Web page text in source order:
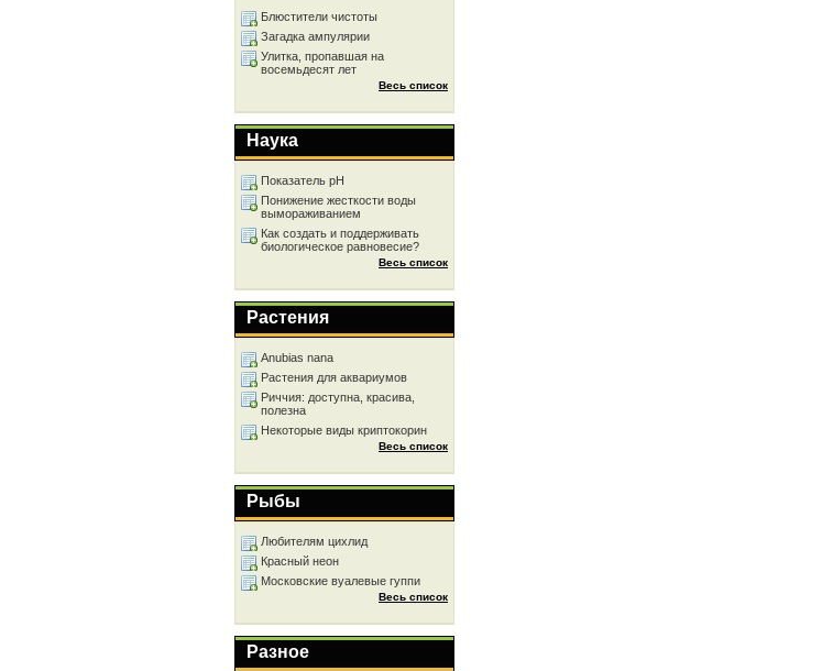
Блюстители чистоты
Загадка ампулярии
Улитка, пропавшая на
восемьдесят лет
Весь список
Наука
Показатель рН
Понижение жесткоcти воды
вымораживанием
Как создать и поддерживать
биологическое равновесие?
Весь список
Растения
Anubias nana
Растения для аквариумов
Риччия: доступна, красива,
полезна
Некоторые виды криптокорин
Весь список
Рыбы
Любителям цихлид
Красный неон
Московские вуалевые гуппи
Весь список
Разное